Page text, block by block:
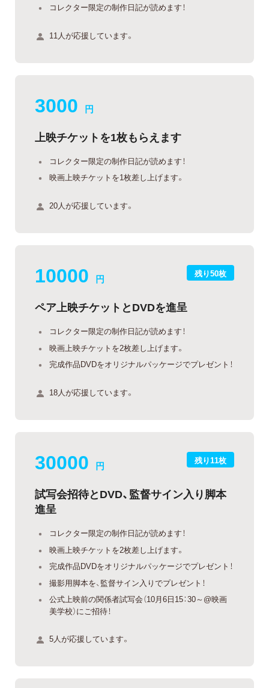
コレクター限定の制作日記が読めます！
11人が応援しています。
3000 円
上映チケットを1枚もらえます
コレクター限定の制作日記が読めます！
映画上映チケットを1枚差し上げます。
20人が応援しています。
残り50枚
10000 円
ペア上映チケットとDVDを進呈
コレクター限定の制作日記が読めます！
映画上映チケットを2枚差し上げます。
完成作品DVDをオリジナルパッケージでプレゼント！
18人が応援しています。
残り11枚
30000 円
試写会招待とDVD、監督サイン入り脚本
進呈
コレクター限定の制作日記が読めます！
映画上映チケットを2枚差し上げます。
完成作品DVDをオリジナルパッケージでプレゼント！
撮影用脚本を、監督サイン入りでプレゼント！
公式上映前の関係者試写会（10月6日15：30～@映画
美学校）にご招待！
5人が応援しています。